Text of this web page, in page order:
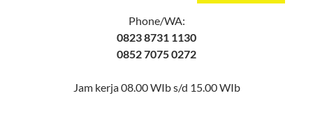
Phone/WA:
0823 8731 1130
0852 7075 0272
Jam kerja 08.00 WIb s/d 15.00 WIb